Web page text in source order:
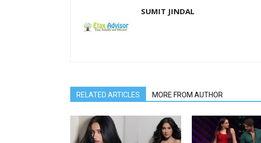
SUMIT JINDAL
RELATED ARTICLES MORE FROM AUTHOR